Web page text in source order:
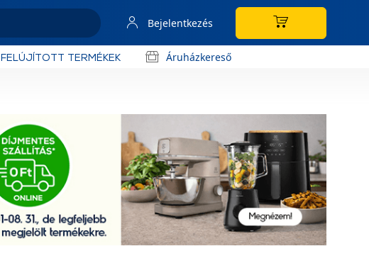
Bejelentkezés
FELÚJÍTOTT TERMÉKEK Áruházkereső